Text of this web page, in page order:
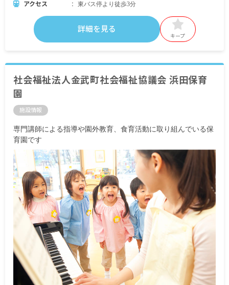
アクセス 東バス停より徒歩3分
詳細を見る
キープ
社会福祉法人金武町社会福祉協議会 浜田保育
園
施設情報
専門講師による指導や園外教育、食育活動に取り組んでいる保
育園です